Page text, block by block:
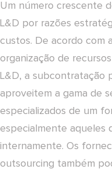
Um número crescente
L&D por razões
custos. De acordo com
organização de
L&D, a subcontratação
aproveitem a gama de
especializados de um
especialmente aqueles
internamente. Os
outsourcing também